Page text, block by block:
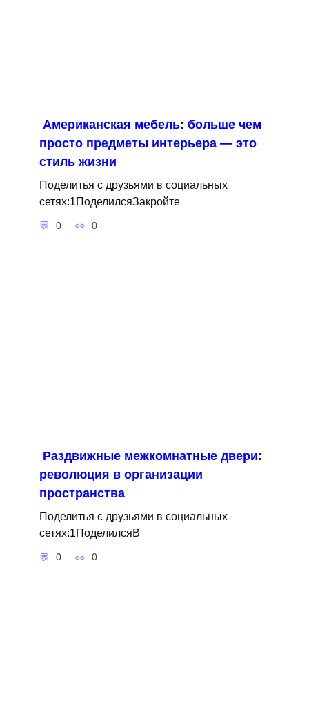
Американская мебель: больше чем
просто предметы интерьера — это
стиль жизни
Поделитья с друзьями в социальных
сетях:1ПоделилсяЗакройте
0 0
Раздвижные межкомнатные двери:
революция в организации
пространства
Поделитья с друзьями в социальных
сетях:1ПоделилсяВ
0 0